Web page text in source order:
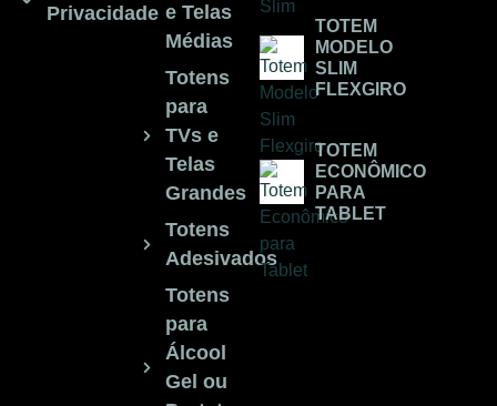
Privacidade e Telas
Médias
Totens
para
TVs e
Telas
Grandes
Totens
Adesivados
Totens
para
Álcool
Gel ou
TOTEM
MODELO
SLIM
FLEXGIRO
TOTEM
ECONÔMICO
PARA
TABLET